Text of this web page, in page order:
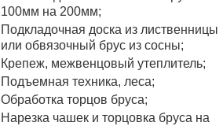
100мм на 200мм;
Подкладочная доска из лиственницы
или обвязочный брус из сосны;
Крепеж, межвенцовый утеплитель;
Подъемная техника, леса;
Обработка торцов бруса;
Нарезка чашек и торцовка бруса на